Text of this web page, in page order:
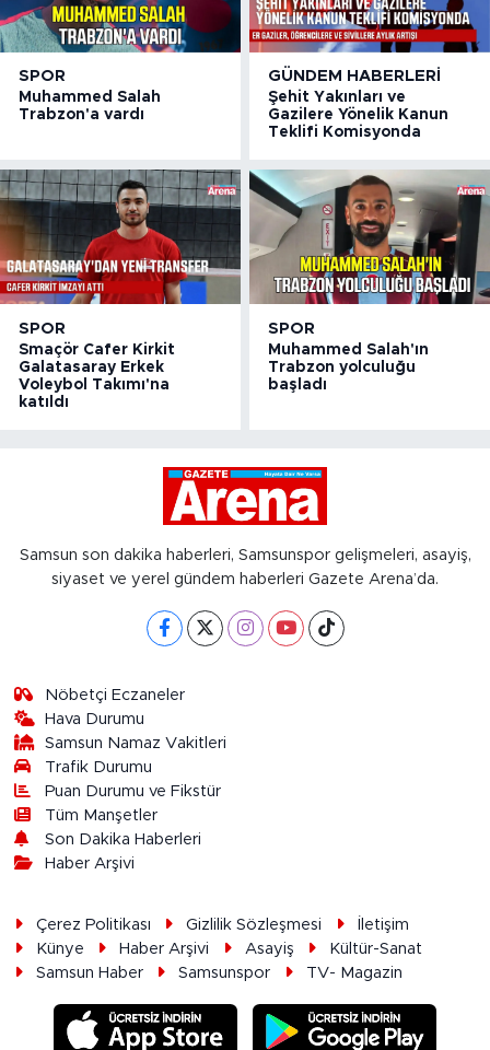
SPOR
Muhammed Salah
Trabzon'a vardı
GÜNDEM HABERLERI
Şehit Yakınları ve
Gazilere Yönelik Kanun
Teklifi Komisyonda
SPOR
Smaçör Cafer Kirkit
Galatasaray Erkek
Voleybol Takımı'na
katıldı
SPOR
Muhammed Salah'ın
Trabzon yolculuğu
başladı
Samsun son dakika haberleri, Samsunspor gelişmeleri, asayiş,
siyaset ve yerel gündem haberleri Gazete Arena’da.
Nöbetçi Eczaneler
Hava Durumu
Samsun Namaz Vakitleri
Trafik Durumu
Puan Durumu ve Fikstür
Tüm Manşetler
Son Dakika Haberleri
Haber Arşivi
Çerez Politikası Gizlilik Sözleşmesi
İletişim
Künye
Haber Arşivi Asayiş
Kültür-Sanat
Samsun Haber
Samsunspor TV- Magazin